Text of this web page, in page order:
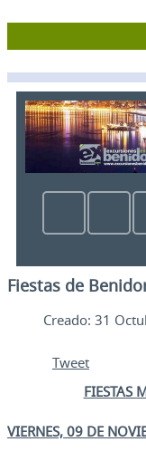
Fiestas de
Creado: 31
Tweet
FIESTAS
VIERNES, 09 DE